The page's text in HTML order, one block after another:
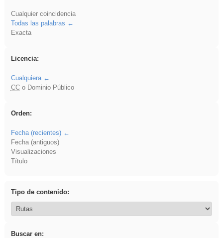
Cualquier coincidencia
Todas las palabras
Exacta
Licencia:
Cualquiera
CCo Dominio Público
Orden:
Fecha (recientes)
Fecha (antiguos)
Visualizaciones
Título
Tipo de contenido:
Buscar en: